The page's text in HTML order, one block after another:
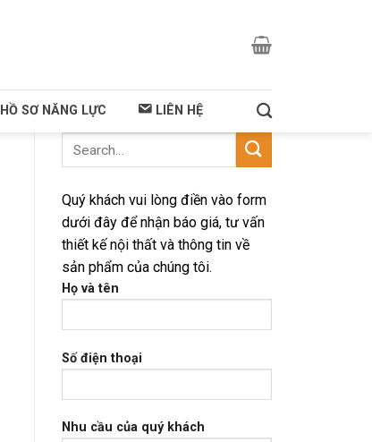
HỒ SƠ NĂNG LỰC LIÊN HỆ
Quý khách vui lòng điền vào form
dưới đây để nhận báo giá, tư vấn
thiết kế nội thất và thông tin về
sản phẩm của chúng tôi.
Họ và tên
Số điện thoại
Nhu cầu của quý khách